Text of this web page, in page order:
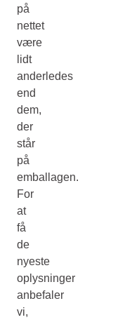
på
nettet
være
lidt
anderledes
end
dem,
der
står
på
emballagen.
For
at
få
de
nyeste
oplysninger
anbefaler
vi,